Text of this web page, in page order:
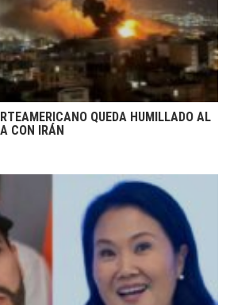
QUEDA HUMILLADO AL
CON IRÁN